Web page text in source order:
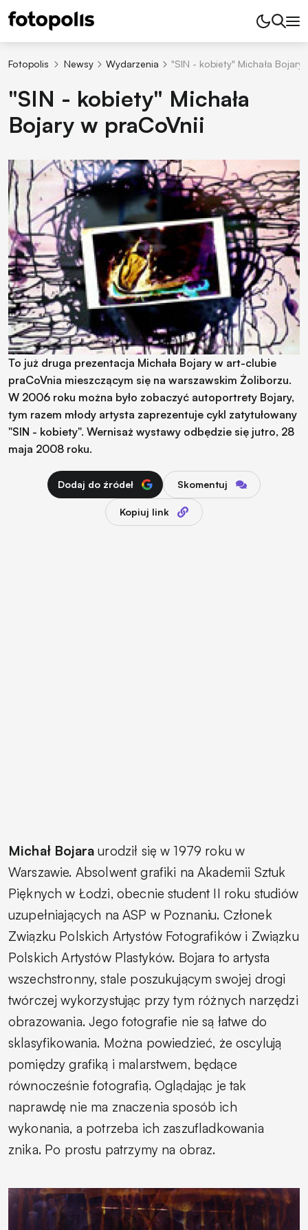
Fotopolis Newsy Wydarzenia "SIN - kobiety" Michała Bojary
"SIN - kobiety" Michała
Bojary w praCoVnii
To już druga prezentacja Michała Bojary w art-clubie
praCoVnia mieszczącym się na warszawskim Żoliborzu.
W 2006 roku można było zobaczyć autoportrety Bojary,
tym razem młody artysta zaprezentuje cykl zatytułowany
"SIN - kobiety". Wernisaż wystawy odbędzie się jutro, 28
maja 2008 roku.
Dodaj do źródeł Skomentuj
Kopiuj link
Michał Bojara urodził się w 1979 roku w
Warszawie. Absolwent grafiki na Akademii Sztuk
Pięknych w Łodzi, obecnie student II roku studiów
uzupełniających na ASP w Poznaniu. Członek
Związku Polskich Artystów Fotografików i Związku
Polskich Artystów Plastyków. Bojara to artysta
wszechstronny, stale poszukującym swojej drogi
twórczej wykorzystując przy tym różnych narzędzi
obrazowania. Jego fotografie nie są łatwe do
sklasyfikowania. Można powiedzieć, że oscylują
pomiędzy grafiką i malarstwem, będące
równocześnie fotografią. Oglądając je tak
naprawdę nie ma znaczenia sposób ich
wykonania, a potrzeba ich zaszufladkowania
znika. Po prostu patrzymy na obraz.